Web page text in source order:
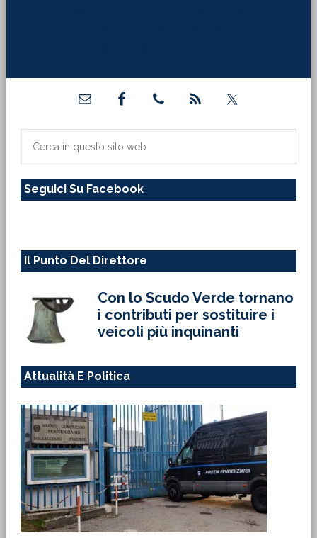
primaria
sito
Seguici Su Facebook
Il Punto Del Direttore
Con lo Scudo Verde tornano
i contributi per sostituire i
veicoli più inquinanti
Attualità E Politica